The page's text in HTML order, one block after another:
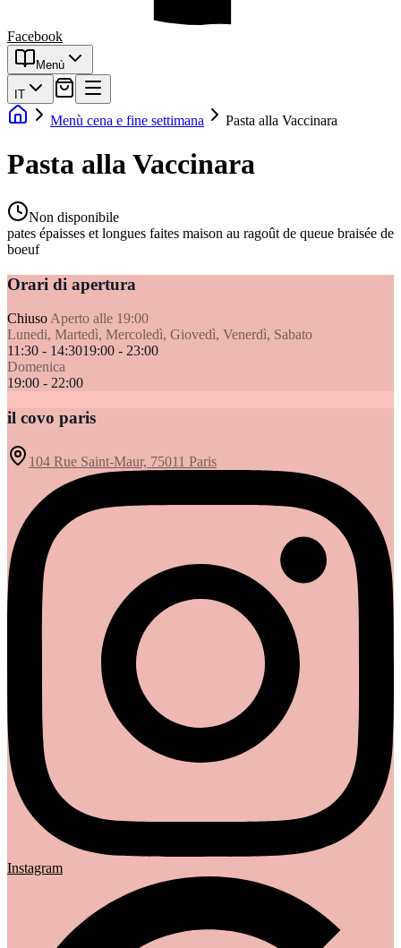
Facebook
Menù
IT
Menù cena e fine settimana Pasta alla Vaccinara
Pasta alla Vaccinara
Non disponibile
pates épaisses et longues faites maison au ragoût de queue braisée de
boeuf
Orari di apertura
Chiuso Aperto alle 19:00
Lunedi, Martedì, Mercoledì, Giovedì, Venerdì, Sabato
11:30 - 14:3019:00 - 23:00
Domenica
19:00 - 22:00
il covo paris
104 Rue Saint-Maur, 75011 Paris
Instagram